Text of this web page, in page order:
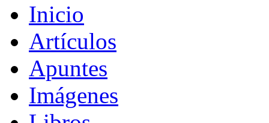
Inicio
Artículos
Apuntes
Imágenes